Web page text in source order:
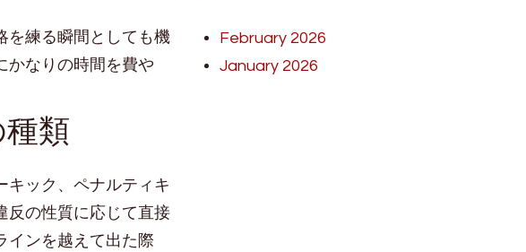
を練る瞬間としても機
かなりの時間を費や
類
キック、ペナルティキ
反の性質に応じて直接
インを越えて出た際
February 2026
January 2026